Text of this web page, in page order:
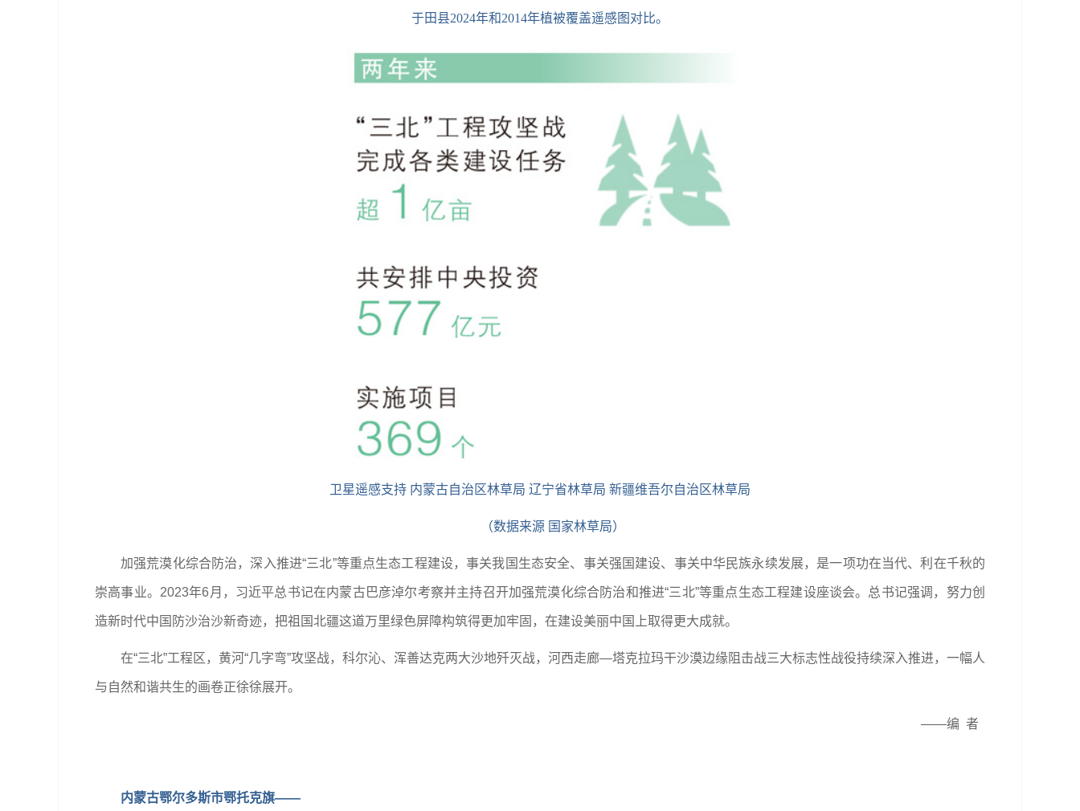
于田县2024年和2014年植被覆盖遥感图对比。
卫星遥感支持 内蒙古自治区林草局 辽宁省林草局 新疆维吾尔自治区林草局
（数据来源 国家林草局）
加强荒漠化综合防治，深入推进“三北”等重点生态工程建设，事关我国生态安全、事关强国建设、事关中华民族永续发展，是一项功在当代、利在千秋的
崇高事业。2023年6月，习近平总书记在内蒙古巴彦淖尔考察并主持召开加强荒漠化综合防治和推进“三北”等重点生态工程建设座谈会。总书记强调，努力创
造新时代中国防沙治沙新奇迹，把祖国北疆这道万里绿色屏障构筑得更加牢固，在建设美丽中国上取得更大成就。
在“三北”工程区，黄河“几字弯”攻坚战，科尔沁、浑善达克两大沙地歼灭战，河西走廊—塔克拉玛干沙漠边缘阻击战三大标志性战役持续深入推进，一幅人
与自然和谐共生的画卷正徐徐展开。
——编 者
内蒙古鄂尔多斯市鄂托克旗——